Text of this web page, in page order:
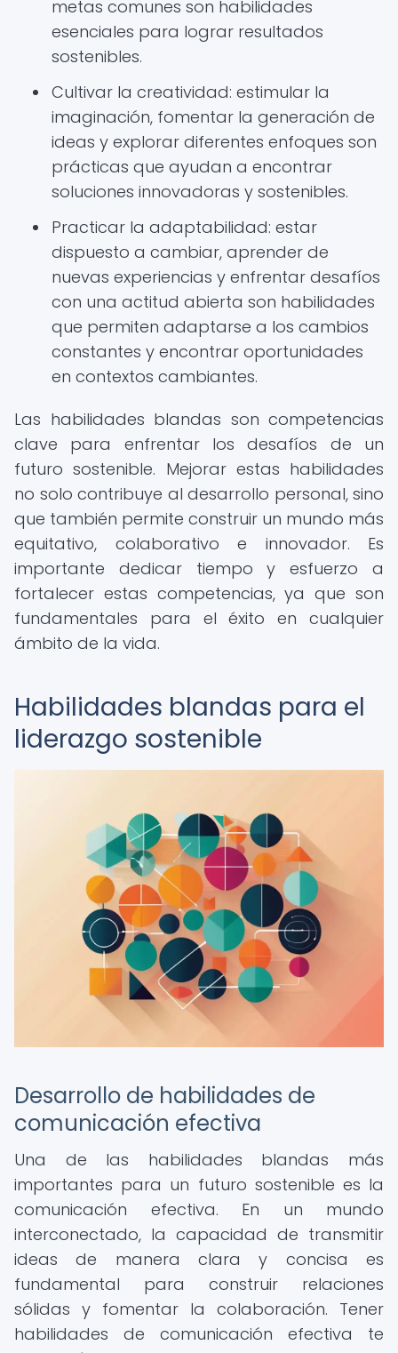
metas comunes son habilidades
esenciales para lograr resultados
sostenibles.
Cultivar la creatividad: estimular la
imaginación, fomentar la generación de
ideas y explorar diferentes enfoques son
prácticas que ayudan a encontrar
soluciones innovadoras y sostenibles.
Practicar la adaptabilidad: estar
dispuesto a cambiar, aprender de
nuevas experiencias y enfrentar desafíos
con una actitud abierta son habilidades
que permiten adaptarse a los cambios
constantes y encontrar oportunidades
en contextos cambiantes.
Las habilidades blandas son competencias
clave para enfrentar los desafíos de un
futuro sostenible. Mejorar estas habilidades
no solo contribuye al desarrollo personal, sino
que también permite construir un mundo más
equitativo, colaborativo e innovador. Es
importante dedicar tiempo y esfuerzo a
fortalecer estas competencias, ya que son
fundamentales para el éxito en cualquier
ámbito de la vida.
Habilidades blandas para el
liderazgo sostenible
Desarrollo de habilidades de
comunicación efectiva
Una de las habilidades blandas más
importantes para un futuro sostenible es la
comunicación efectiva. En un mundo
interconectado, la capacidad de transmitir
ideas de manera clara y concisa es
fundamental para construir relaciones
sólidas y fomentar la colaboración. Tener
habilidades de comunicación efectiva te